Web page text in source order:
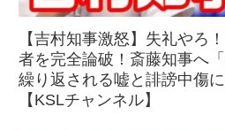
【吉村知事激怒】失礼やろ
者を完全論破！斎藤知事へ
繰り返される嘘と誹謗中傷
【KSLチャンネル】